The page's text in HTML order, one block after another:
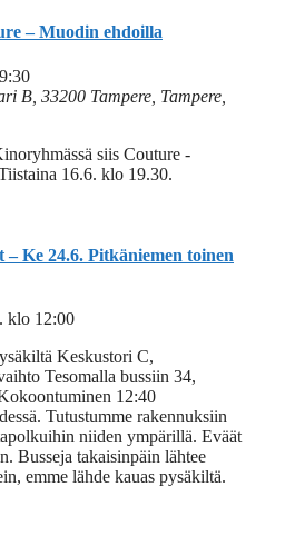
– Muodin ehdoilla
B, 33200 Tampere, Tampere,
siis Couture -
16.6. klo 19.30.
Ke 24.6. Pitkäniemen toinen
klo 12:00
Keskustori C,
Tesomalla bussiin 34,
12:40
Tutustumme rakennuksiin
niiden ympärillä. Eväät
Busseja takaisinpäin lähtee
emme lähde kauas pysäkiltä.